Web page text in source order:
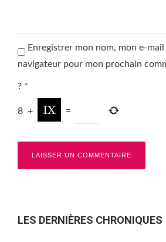
Enregistrer mon nom, mon e-
navigateur pour mon prochain
? *
8 + =
LES DERNIÈRES CHRONIQUES